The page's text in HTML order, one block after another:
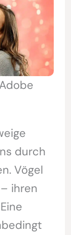
durch
Vögel
ihren